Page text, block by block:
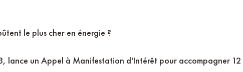
le plus cher en énergie ?
lance un Appel à Manifestation d'Intérêt pour accompagner 12